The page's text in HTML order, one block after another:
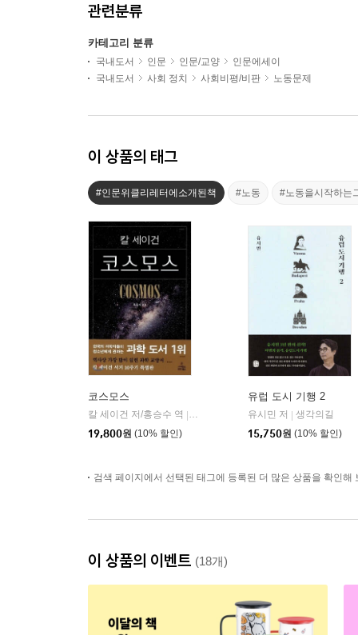
관련분류
카테고리 분류
국내도서 인문 인문/교양
인문에세이
국내도서
사회 정치 사회비평/비판 노동문제
이 상품의 태그
#인문위클리레터에소개된책 #노동 #노동을시작하는
코스모스
칼 세이건 저/홍승수 역
사이언스북스
19,800원 (10% 할인)
유럽 도시 기행 2
유시민 저
생각의길
15,750원 (10% 할인)
검색 페이지에서 선택된 태그에 등록된 더 많은 상품을 확인해
이 상품의 이벤트 (18개)